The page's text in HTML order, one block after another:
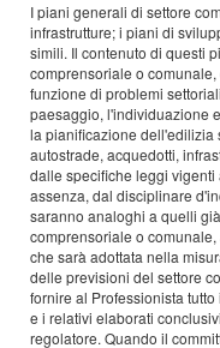
I piani generali di settore
infrastrutture; i piani di
simili. Il contenuto di questi
comprensoriale o
funzione di problemi
paesaggio, l'individuazione
la pianificazione dell'edilizia
autostrade, acquedotti,
dalle specifiche leggi
assenza, dal disciplinare
saranno analoghi a quelli
comprensoriale o
che sarà adottata nella
delle previsioni del settore
fornire al Professionista
e i relativi elaborati
regolatore. Quando il